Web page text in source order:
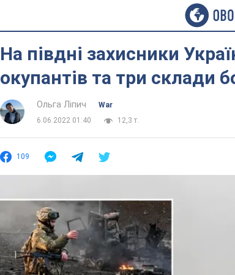
На півдні захисники
окупантів та три склади
Ольга Ліпич
War
6.06.2022 01:40
12,3 т.
109